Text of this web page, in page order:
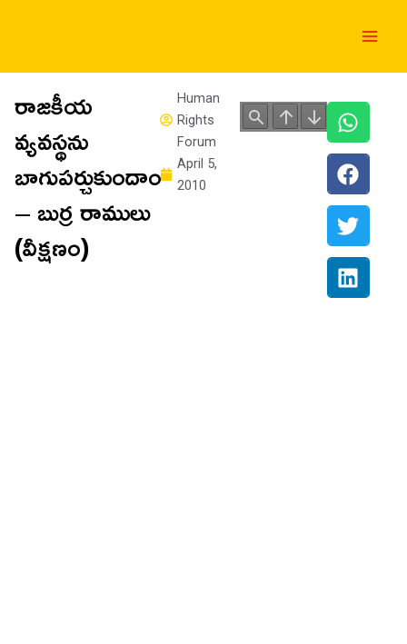
రాజకీయ
వ్యవస్థను
బాగుపర్చుకుందాం
– బుర్ర రాములు
(వీక్షణం)
Human
Rights
Forum
April 5,
2010